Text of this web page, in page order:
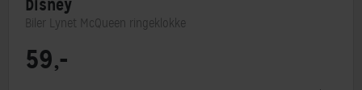
Disney
Biler Lynet McQueen ringeklokke
59,-